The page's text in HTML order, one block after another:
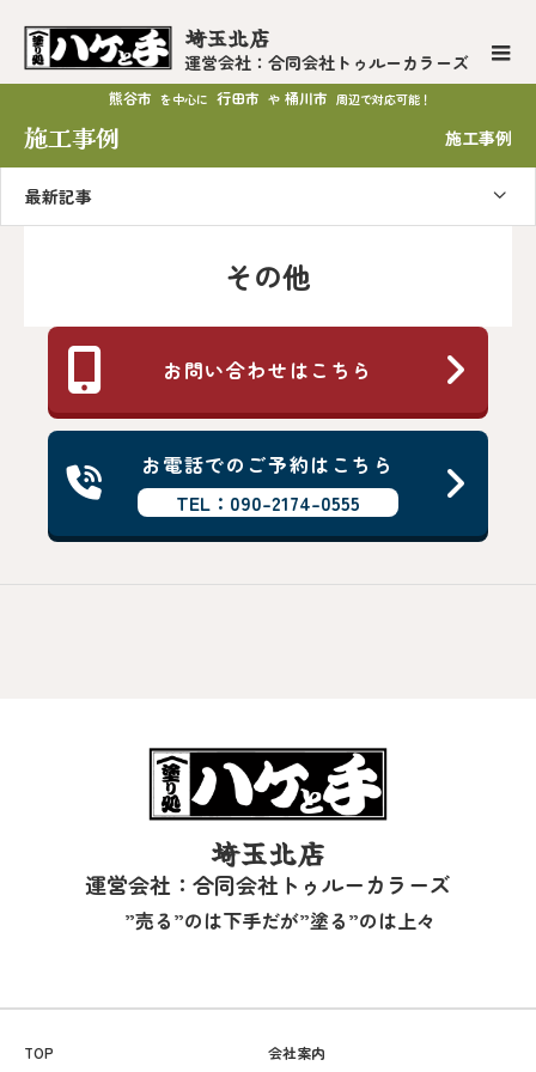
埼玉北店
運営会社：合同会社トゥルーカラーズ
熊谷市 を中心に 行田市 や 桶川市 周辺で対応可能！
施工事例 施工事例
最新記事
その他
お問い合わせはこちら
お電話でのご予約はこちら
TEL：090-2174-0555
埼玉北店
運営会社：合同会社トゥルーカラーズ
”売る”のは下手だが”塗る”のは上々
TOP 会社案内